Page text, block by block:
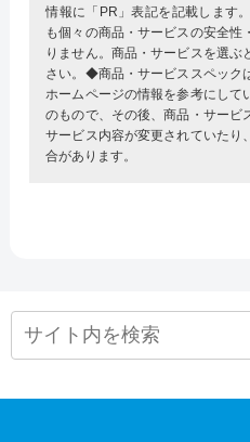
情報に「PR」表記を記載します
も個々の商品・サービスの安全性
りません。商品・サービスを選
さい。◆商品・サービススペック
ホームページの情報を参考にし
のもので、その後、商品・サービ
サービス内容が変更されていたり
合があります。